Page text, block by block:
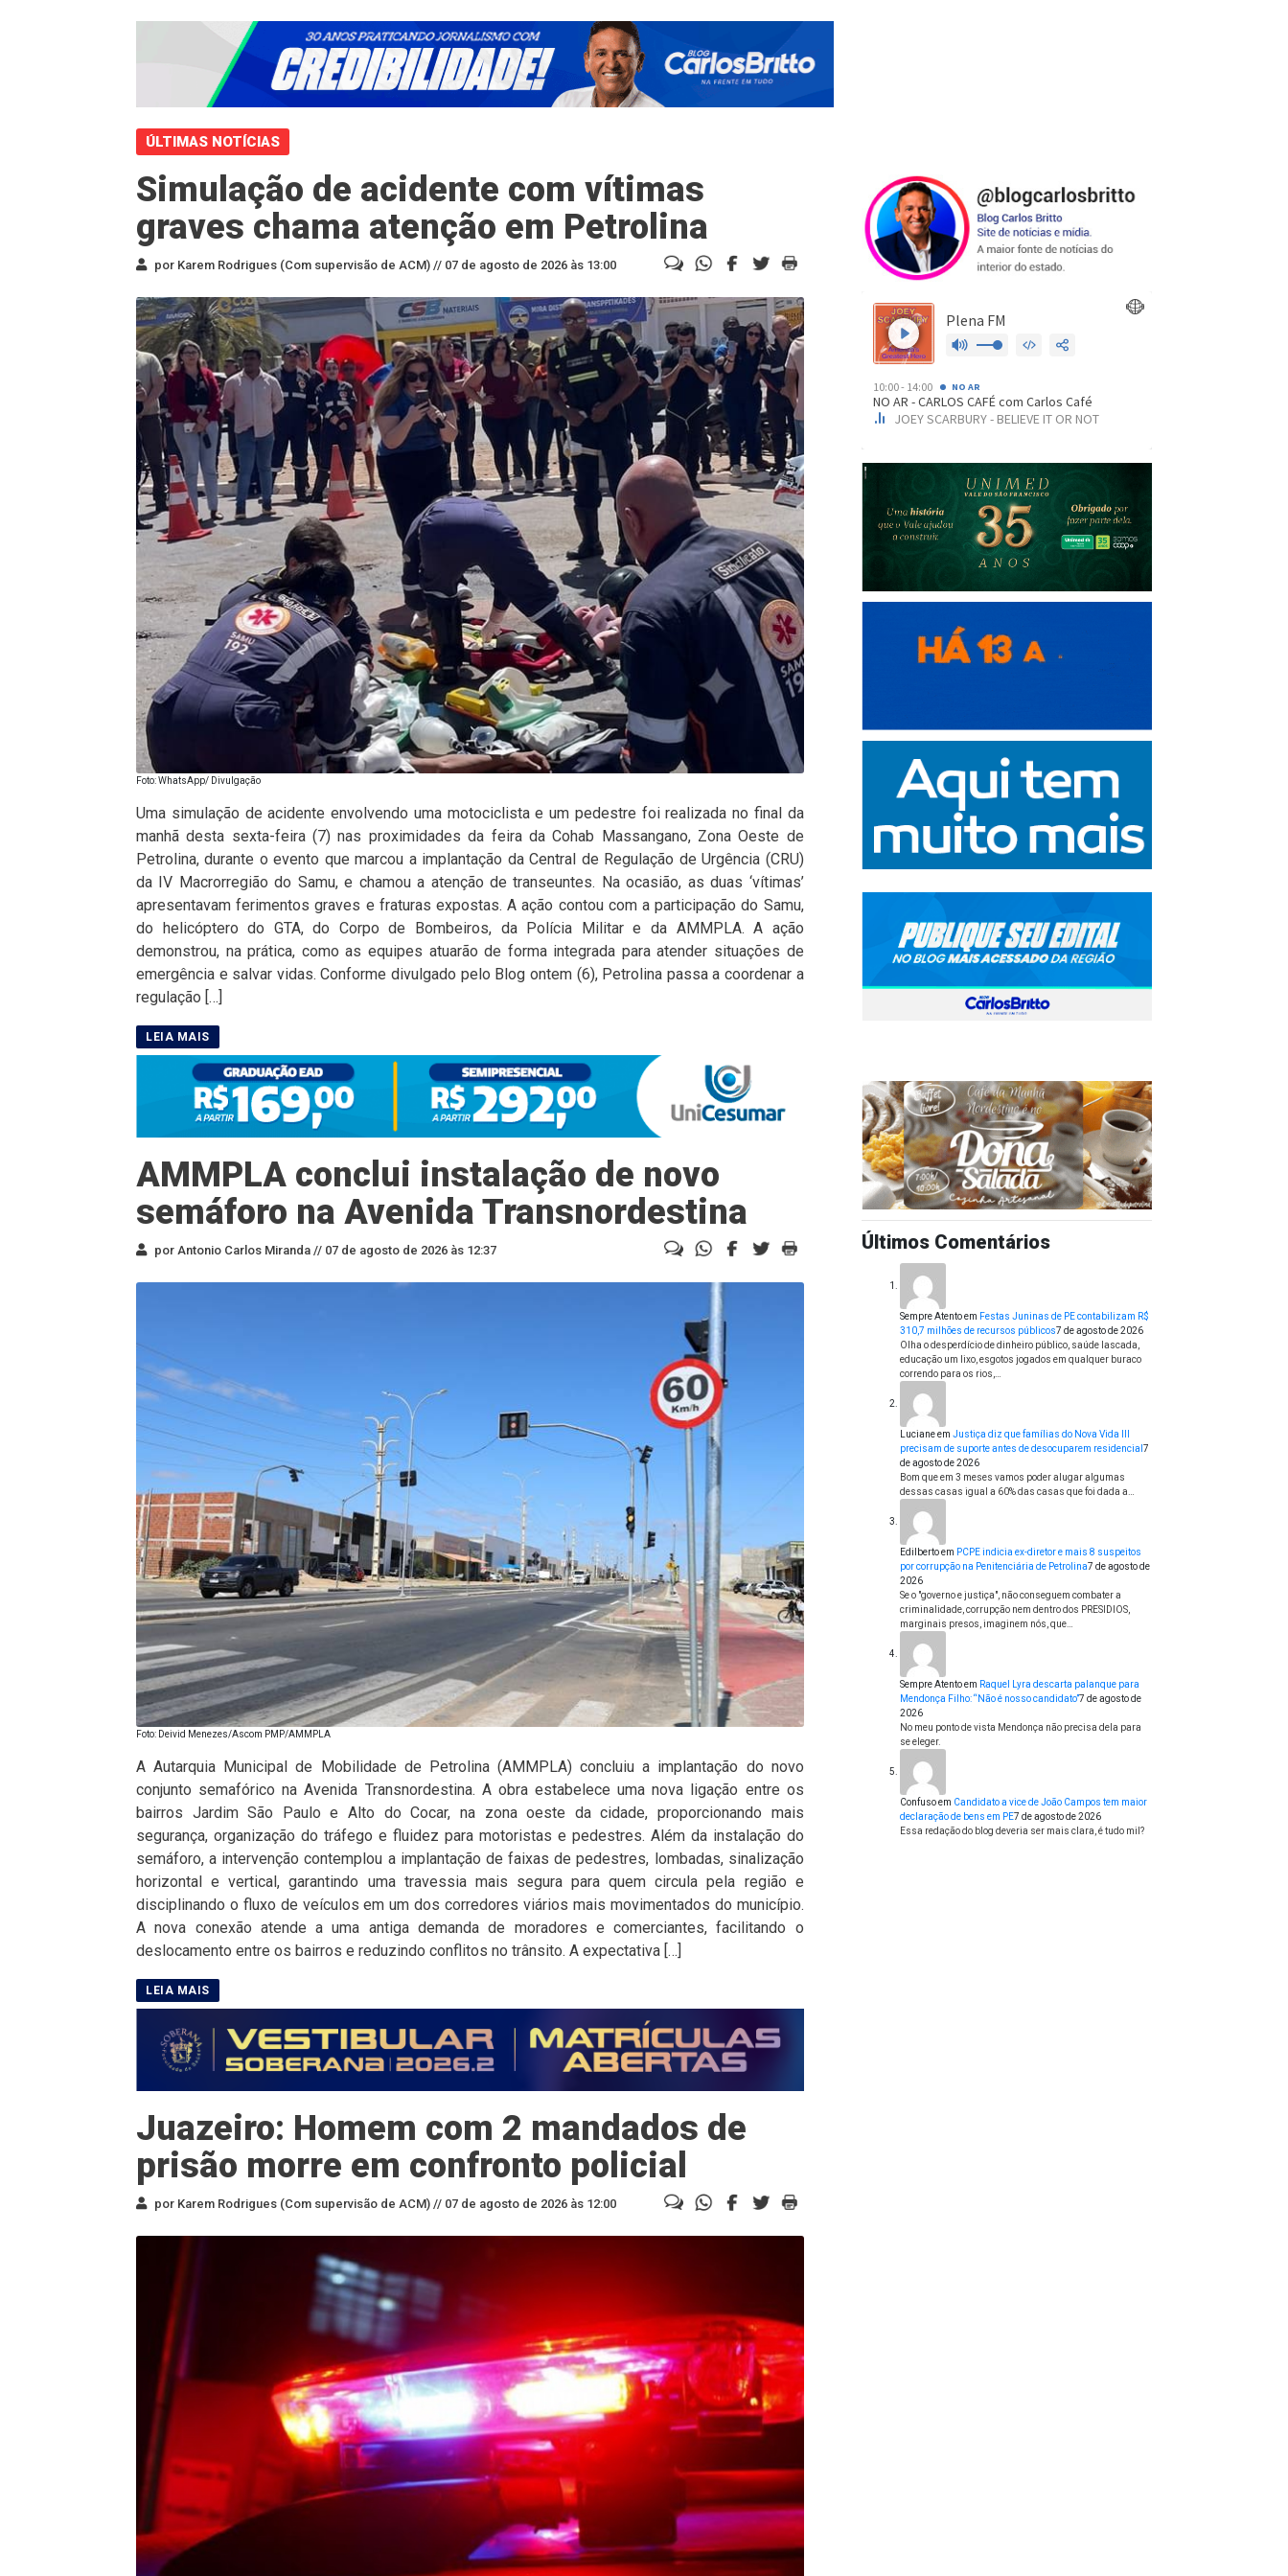
ÚLTIMAS NOTÍCIAS
Simulação de acidente com vítimas
graves chama atenção em Petrolina
por Karem Rodrigues (Com supervisão de ACM) // 07 de agosto de 2026 às 13:00
Foto: WhatsApp/ Divulgação
Uma simulação de acidente envolvendo uma motociclista e um pedestre foi realizada no final da
manhã desta sexta-feira (7) nas proximidades da feira da Cohab Massangano, Zona Oeste de
Petrolina, durante o evento que marcou a implantação da Central de Regulação de Urgência (CRU)
da IV Macrorregião do Samu, e chamou a atenção de transeuntes. Na ocasião, as duas ‘vítimas’
apresentavam ferimentos graves e fraturas expostas. A ação contou com a participação do Samu,
do helicóptero do GTA, do Corpo de Bombeiros, da Polícia Militar e da AMMPLA. A ação
demonstrou, na prática, como as equipes atuarão de forma integrada para atender situações de
emergência e salvar vidas. Conforme divulgado pelo Blog ontem (6), Petrolina passa a coordenar a
regulação […]
AMMPLA conclui instalação de novo
semáforo na Avenida Transnordestina
por Antonio Carlos Miranda // 07 de agosto de 2026 às 12:37
Foto: Deivid Menezes/Ascom PMP/AMMPLA
A Autarquia Municipal de Mobilidade de Petrolina (AMMPLA) concluiu a implantação do novo
conjunto semafórico na Avenida Transnordestina. A obra estabelece uma nova ligação entre os
bairros Jardim São Paulo e Alto do Cocar, na zona oeste da cidade, proporcionando mais
segurança, organização do tráfego e fluidez para motoristas e pedestres. Além da instalação do
semáforo, a intervenção contemplou a implantação de faixas de pedestres, lombadas, sinalização
horizontal e vertical, garantindo uma travessia mais segura para quem circula pela região e
disciplinando o fluxo de veículos em um dos corredores viários mais movimentados do município.
A nova conexão atende a uma antiga demanda de moradores e comerciantes, facilitando o
deslocamento entre os bairros e reduzindo conflitos no trânsito. A expectativa […]
Juazeiro: Homem com 2 mandados de
prisão morre em confronto policial
por Karem Rodrigues (Com supervisão de ACM) // 07 de agosto de 2026 às 12:00
Últimos Comentários
Sempre Atentoem Festas Juninas de PE contabilizam R$
310,7 milhões de recursos públicos7 de agosto de 2026
Olha o desperdício de dinheiro público, saúde lascada,
educação um lixo, esgotos jogados em qualquer buraco
correndo para os rios,…
Lucianeem Justiça diz que famílias do Nova Vida III
precisam de suporte antes de desocuparem residencial 7
de agosto de 2026
Bom que em 3 meses vamos poder alugar algumas
dessas casas igual a 60% das casas que foi dada a…
Edilbertoem PCPE indicia ex-diretor e mais 8 suspeitos
por corrupção na Penitenciária de Petrolina7 de agosto de
2026
Se o "governo e justiça", não conseguem combater a
criminalidade, corrupção nem dentro dos PRESIDIOS,
marginais presos, imaginem nós, que…
Sempre Atentoem Raquel Lyra descarta palanque para
Mendonça Filho: “Não é nosso candidato”7 de agosto de
2026
No meu ponto de vista Mendonça não precisa dela para
se eleger.
Confusoem Candidato a vice de João Campos tem maior
declaração de bens em PE7 de agosto de 2026
Essa redação do blog deveria ser mais clara, é tudo mil?